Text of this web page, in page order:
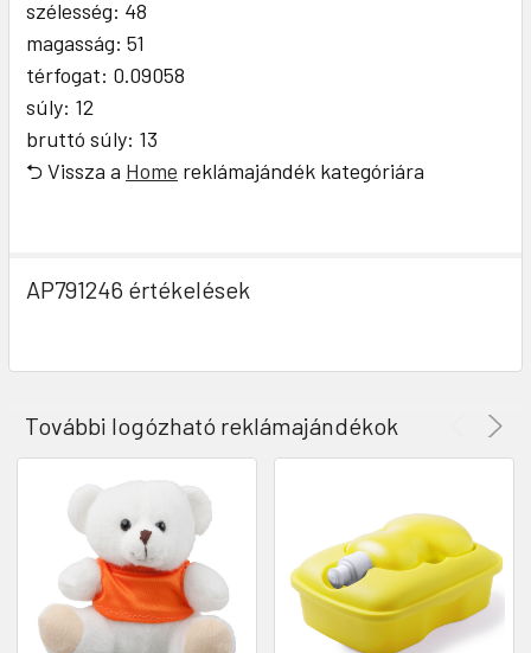
szélesség: 48
magasság: 51
térfogat: 0.09058
súly: 12
bruttó súly: 13
⮌ Vissza a Home reklámajándék kategóriára
AP791246 értékelések
További logózható reklámajándékok